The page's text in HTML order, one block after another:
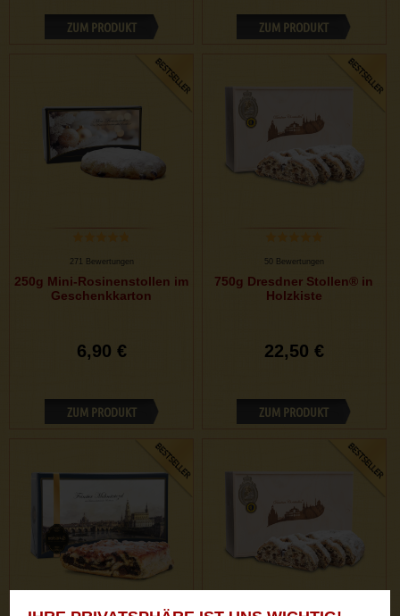
ZUM PRODUKT ZUM PRODUKT
271 Bewertungen
250g Mini-Rosinenstollen im
Geschenkkarton
6,90 €
ZUM PRODUKT
50 Bewertungen
750g Dresdner Stollen® in
Holzkiste
22,50 €
ZUM PRODUKT